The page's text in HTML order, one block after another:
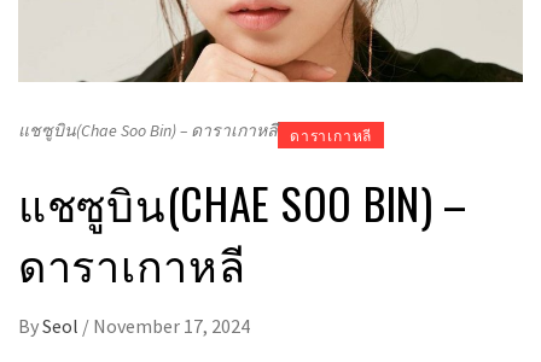
แชซูบิน(Chae Soo Bin) – ดาราเกาหลี ดาราเกาหลี
แชซูบิน(CHAE SOO BIN) –
ดาราเกาหลี
BySeol / November 17, 2024